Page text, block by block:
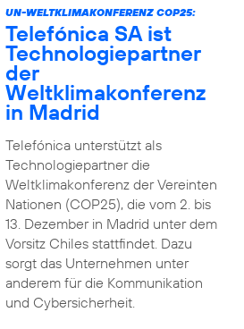
UN-WELTKLIMAKONFERENZ COP25:
Telefónica SA ist
Technologiepartner
der
Weltklimakonferenz
in Madrid
Telefónica unterstützt als
Technologiepartner die
Weltklimakonferenz der Vereinten
Nationen (COP25), die vom 2. bis
13. Dezember in Madrid unter dem
Vorsitz Chiles stattfindet. Dazu
sorgt das Unternehmen unter
anderem für die Kommunikation
und Cybersicherheit.